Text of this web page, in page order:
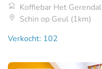
Koffiebar Het Gerendal
Schin op Geul (1km)
Verkocht: 102